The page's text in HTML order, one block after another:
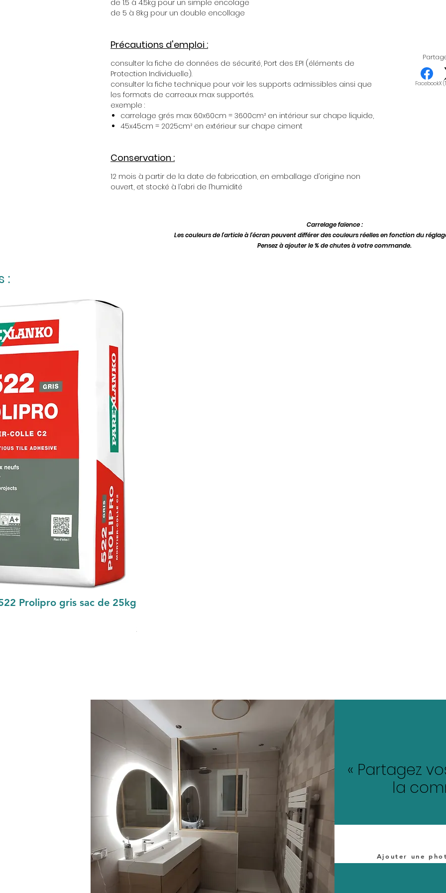
de 1.5 à 4.5kg pour un simple encolage
de 5 à 8kg pour un double encollage
Précautions d'emploi :
consulter la fiche de données de sécurité, Port des EPI (éléments de
Protection Individuelle).
consulter la fiche technique pour voir les supports admissibles ainsi que
les formats de carreaux max supportés.
exemple :
carrelage grés max 60x60cm = 3600cm² en intérieur sur chape liquide,
45x45cm = 2025cm² en extérieur sur chape ciment
Conservation :
12 mois à partir de la date de fabrication, en emballage d’origine non
ouvert, et stocké à l’abri de l’humidité
FacebookX
Carrelage faïence :
Les couleurs de l'article à l'écran peuvent différer des couleurs réelles en fonction du
Pensez à ajouter le % de chutes à votre commande.
:
Aperçu rapide
Prolipro gris sac de 25kgColle Parexlanko 522 Prolipro blanc sac de
Colle Parexlanko
« Partagez
la
Ajouter une